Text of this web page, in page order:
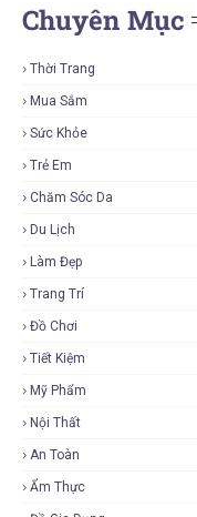
Chuyên Mục
Thời Trang
Mua Sắm
Sức Khỏe
Trẻ Em
Chăm Sóc Da
Du Lịch
Làm Đẹp
Trang Trí
Đồ Chơi
Tiết Kiệm
Mỹ Phẩm
Nội Thất
An Toàn
Ẩm Thực